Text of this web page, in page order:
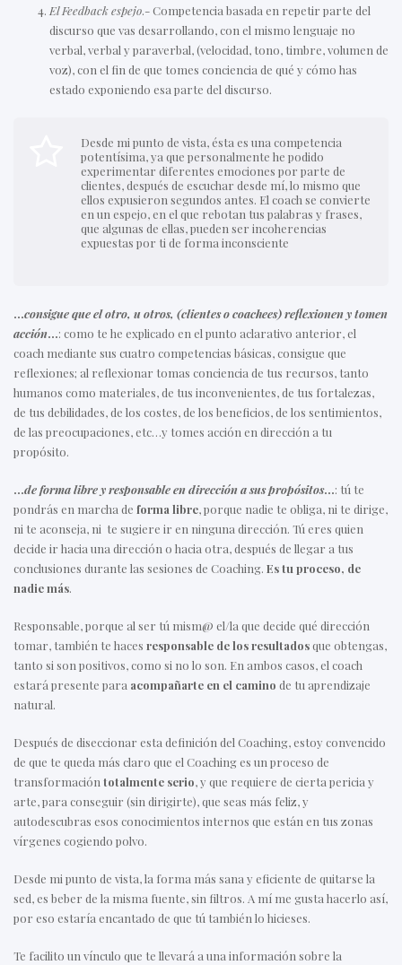
El Feedback espejo.- Competencia basada en repetir parte del
discurso que vas desarrollando, con el mismo lenguaje no
verbal, verbal y paraverbal, (velocidad, tono, timbre, volumen de
voz), con el fin de que tomes conciencia de qué y cómo has
estado exponiendo esa parte del discurso.
Desde mi punto de vista, ésta es una competencia
potentísima, ya que personalmente he podido
experimentar diferentes emociones por parte de
clientes, después de escuchar desde mí, lo mismo que
ellos expusieron segundos antes. El coach se convierte
en un espejo, en el que rebotan tus palabras y frases,
que algunas de ellas, pueden ser incoherencias
expuestas por ti de forma inconsciente
…consigue que el otro, u otros, (clientes o coachees) reflexionen y tomen
acción…: como te he explicado en el punto aclarativo anterior, el
coach mediante sus cuatro competencias básicas, consigue que
reflexiones; al reflexionar tomas conciencia de tus recursos, tanto
humanos como materiales, de tus inconvenientes, de tus fortalezas,
de tus debilidades, de los costes, de los beneficios, de los sentimientos,
de las preocupaciones, etc…y tomes acción en dirección a tu
propósito.
…de forma libre y responsable en dirección a sus propósitos…: tú te
pondrás en marcha de forma libre, porque nadie te obliga, ni te dirige,
ni te aconseja, ni te sugiere ir en ninguna dirección. Tú eres quien
decide ir hacia una dirección o hacia otra, después de llegar a tus
conclusiones durante las sesiones de Coaching. Es tu proceso, de
nadie más.
Responsable, porque al ser tú mism@ el/la que decide qué dirección
tomar, también te haces responsable de los resultadosque obtengas,
tanto si son positivos, como si no lo son. En ambos casos, el coach
estará presente para acompañarte en el camino de tu aprendizaje
natural.
Después de diseccionar esta definición del Coaching, estoy convencido
de que te queda más claro que el Coaching es un proceso de
transformación totalmente serio, y que requiere de cierta pericia y
arte, para conseguir (sin dirigirte), que seas más feliz, y
autodescubras esos conocimientos internos que están en tus zonas
vírgenes cogiendo polvo.
Desde mi punto de vista, la forma más sana y eficiente de quitarse la
sed, es beber de la misma fuente, sin filtros. A mí me gusta hacerlo así,
por eso estaría encantado de que tú también lo hicieses.
Te facilito un vínculo que te llevará a una información sobre la